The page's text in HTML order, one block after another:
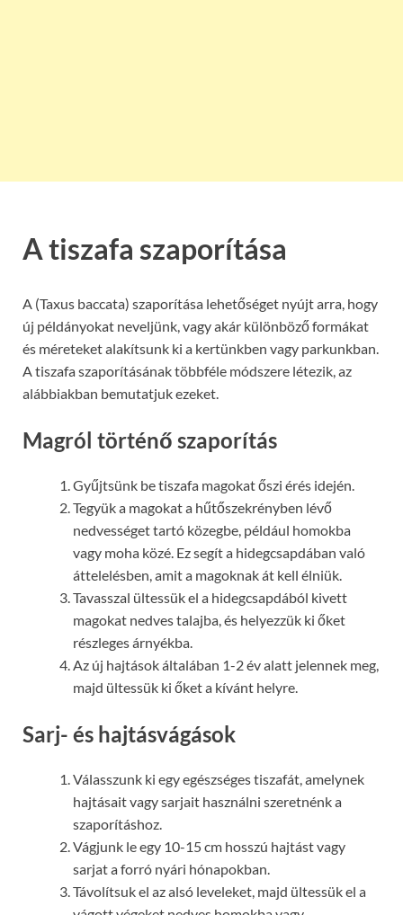
A tiszafa szaporítása
A (Taxus baccata) szaporítása lehetőséget nyújt arra, hogy
új példányokat neveljünk, vagy akár különböző formákat
és méreteket alakítsunk ki a kertünkben vagy parkunkban.
A tiszafa szaporításának többféle módszere létezik, az
alábbiakban bemutatjuk ezeket.
Magról történő szaporítás
Gyűjtsünk be tiszafa magokat őszi érés idején.
Tegyük a magokat a hűtőszekrényben lévő
nedvességet tartó közegbe, például homokba
vagy moha közé. Ez segít a hidegcsapdában való
áttelelésben, amit a magoknak át kell élniük.
Tavasszal ültessük el a hidegcsapdából kivett
magokat nedves talajba, és helyezzük ki őket
részleges árnyékba.
Az új hajtások általában 1-2 év alatt jelennek meg,
majd ültessük ki őket a kívánt helyre.
Sarj- és hajtásvágások
Válasszunk ki egy egészséges tiszafát, amelynek
hajtásait vagy sarjait használni szeretnénk a
szaporításhoz.
Vágjunk le egy 10-15 cm hosszú hajtást vagy
sarjat a forró nyári hónapokban.
Távolítsuk el az alsó leveleket, majd ültessük el a